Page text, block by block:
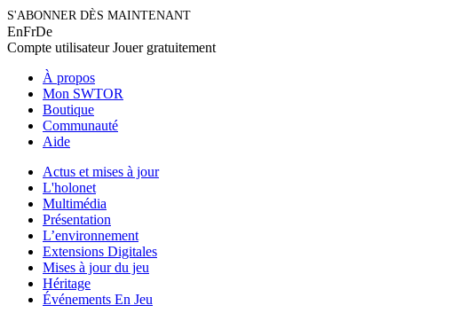
S'ABONNER DÈS MAINTENANT
EnFrDe
Compte utilisateurJouer gratuitement
À propos
Mon SWTOR
Boutique
Communauté
Aide
Actus et mises à jour
L'holonet
Multimédia
Présentation
L’environnement
Extensions Digitales
Mises à jour du jeu
Héritage
Événements En Jeu